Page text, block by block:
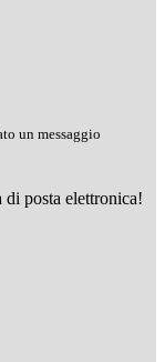
un messaggio
posta elettronica!